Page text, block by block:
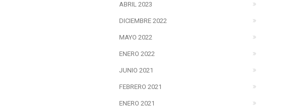
ABRIL 2023
DICIEMBRE 2022
MAYO 2022
ENERO 2022
JUNIO 2021
FEBRERO 2021
ENERO 2021